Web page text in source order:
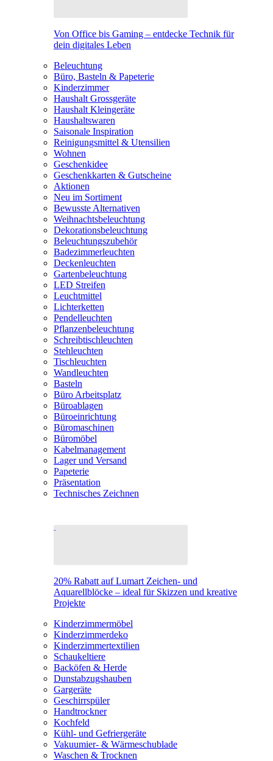
Von Office bis Gaming – entdecke Technik für
dein digitales Leben
Beleuchtung
Büro, Basteln & Papeterie
Kinderzimmer
Haushalt Grossgeräte
Haushalt Kleingeräte
Haushaltswaren
Saisonale Inspiration
Reinigungsmittel & Utensilien
Wohnen
Geschenkidee
Geschenkkarten & Gutscheine
Aktionen
Neu im Sortiment
Bewusste Alternativen
Weihnachtsbeleuchtung
Dekorationsbeleuchtung
Beleuchtungszubehör
Badezimmerleuchten
Deckenleuchten
Gartenbeleuchtung
LED Streifen
Leuchtmittel
Lichterketten
Pendelleuchten
Pflanzenbeleuchtung
Schreibtischleuchten
Stehleuchten
Tischleuchten
Wandleuchten
Basteln
Büro Arbeitsplatz
Büroablagen
Büroeinrichtung
Büromaschinen
Büromöbel
Kabelmanagement
Lager und Versand
Papeterie
Präsentation
Technisches Zeichnen
20% Rabatt auf Lumart Zeichen- und
Aquarellblöcke – ideal für Skizzen und kreative
Projekte
Kinderzimmermöbel
Kinderzimmerdeko
Kinderzimmertextilien
Schaukeltiere
Backöfen & Herde
Dunstabzugshauben
Gargeräte
Geschirrspüler
Handtrockner
Kochfeld
Kühl- und Gefriergeräte
Vakuumier- & Wärmeschublade
Waschen & Trocknen